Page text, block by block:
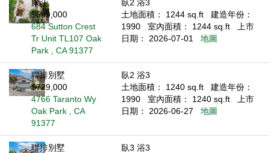
康斗
$589,000
684 Sutton Crest
Tr Unit TL107 Oak
Park , CA 91377
臥2 浴3
土地面積： 1244 sq.ft
建造年份：
1990
室內面積： 1244 sq.ft
上市
日期： 2026-07-01
地圖
聯排別墅
$729,000
4766 Taranto Wy
Oak Park , CA
91377
臥2 浴3
土地面積： 1240 sq.ft
建造年份：
1990
室內面積： 1240 sq.ft
上市
日期： 2026-06-27
地圖
聯排別墅
臥3 浴3